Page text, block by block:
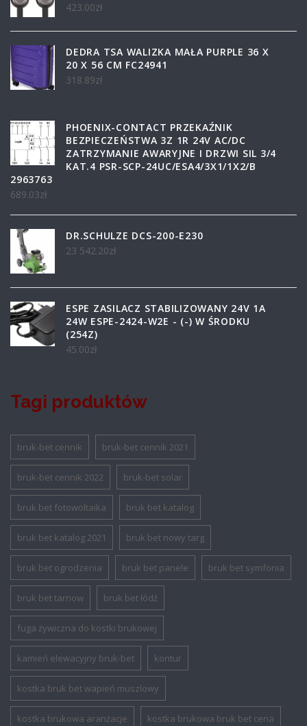
423.00zł
DEDRA TSA WALIZKA MAŁA PURPLE 36 X
20 X 56 CM FC24941
318.89zł
PHOENIX-CONTACT PRZEKAŹNIK
BEZPIECZEŃSTWA 3Z 1R 24V AC/DC
ZATRZYMANIE AWARYJNE I DRZWI SIL 3/4
KAT.4 PSR-SCP-24UC/ESA4/3X1/1X2/B
2963763
689.03zł
DR.SCHULZE DCS-200-E230
23 542.20zł
ESPE ZASILACZ STABILIZOWANY 24V 1A
24W ESPE-2424-W2E - (-) W ŚRODKU
(254Z)
45.00zł
Tagi produktów
bruk-bet cennik bruk-bet cennik 2021
bruk-bet cennik 2022 bruk-bet solar
bruk bet fotowoltaika bruk bet katalog
bruk bet katalog 2021 bruk bet nowy targ
bruk bet ogrodzenia bruk bet panele bruk bet symfonia
bruk bet tarnow bruk bet łódź
fuga żywiczna do kostki brukowej
kamień elewacyjny bruk-bet kontur
kostka bruk bet wapień muszlowy
kostka brukowa aranżacje kostka brukowa bruk bet cena